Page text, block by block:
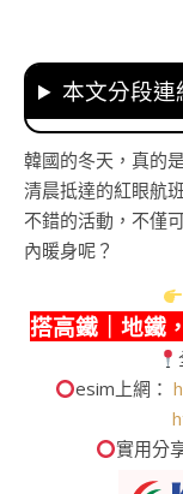
本文分段連
韓國的冬天，真的
清晨抵達的紅眼航
不錯的活動，不僅
內暖身呢？
搭高鐵｜地鐵
esim上網：
實用分